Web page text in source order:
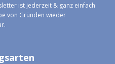
ist jederzeit & ganz einfach
von Gründen wieder